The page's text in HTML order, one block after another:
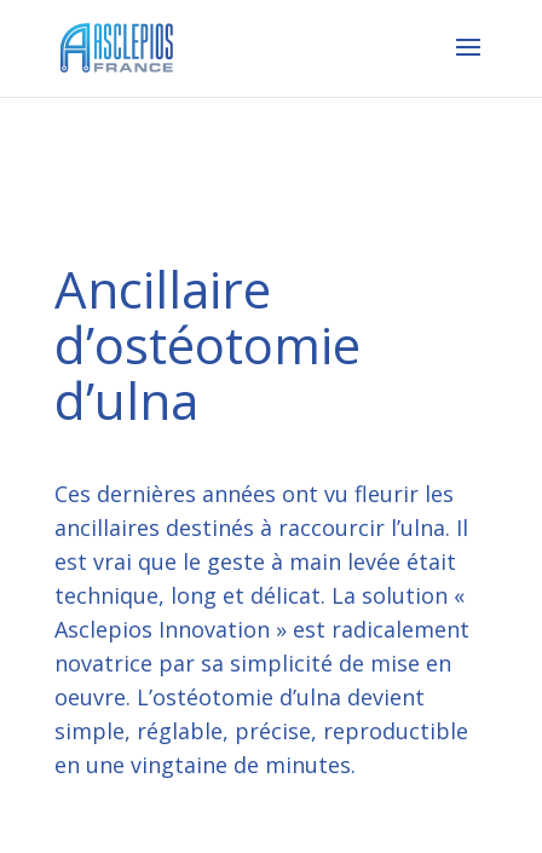
Ancillaire
d’ostéotomie
d’ulna
Ces dernières années ont vu fleurir les
ancillaires destinés à raccourcir l’ulna. Il
est vrai que le geste à main levée était
technique, long et délicat. La solution «
Asclepios Innovation » est radicalement
novatrice par sa simplicité de mise en
oeuvre. L’ostéotomie d’ulna devient
simple, réglable, précise, reproductible
en une vingtaine de minutes.